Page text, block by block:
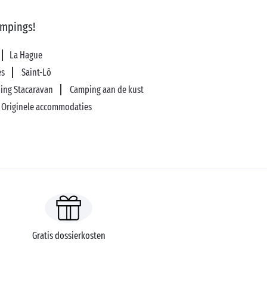
La Hague
Saint-Lô
Stacaravan
Camping aan de kust
accommodaties
Gratis dossierkosten